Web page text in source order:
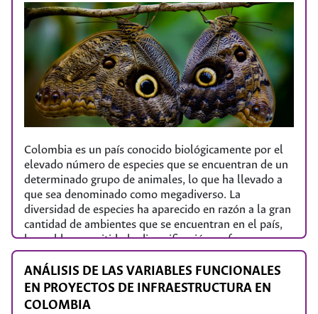
cuidado para afrontar la experiencia de abordar
personas gravemente enfermas, moribundos, así
como a sus familias.
Colombia es un país conocido biológicamente por el
elevado número de especies que se encuentran de un
determinado grupo de animales, lo que ha llevado a
que sea denominado como megadiverso. La
diversidad de especies ha aparecido en razón a la gran
cantidad de ambientes que se encuentran en el país,
lo cual ha permitido la diversificación en formas
animales y en tipos de adaptación. Las diferentes
adaptaciones de los animales son consideradas en los
cursos en una forma fragmentaria o sin contexto, en
asignaturas como Fisiología animal, Taxonomía o
ANÁLISIS DE LAS VARIABLES FUNCIONALES
EN PROYECTOS DE INFRAESTRUCTURA EN
COLOMBIA